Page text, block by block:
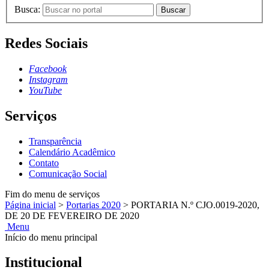
Busca: Buscar
Redes Sociais
Facebook
Instagram
YouTube
Serviços
Transparência
Calendário Acadêmico
Contato
Comunicação Social
Fim do menu de serviços
Página inicial > Portarias 2020 > PORTARIA N.º CJO.0019-2020,
DE 20 DE FEVEREIRO DE 2020
Menu
Início do menu principal
Institucional